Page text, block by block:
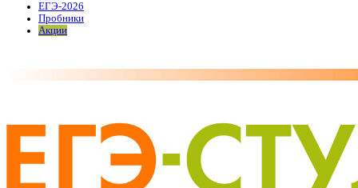
ЕГЭ-2026
Пробники
Акции